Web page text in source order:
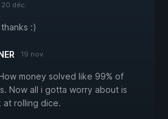
20 déc.
:)
19 nov.
money solved like 99% of
Now all i gotta worry about is
at rolling dice.